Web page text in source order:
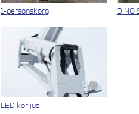
1-personskorg DINO
LED körljus